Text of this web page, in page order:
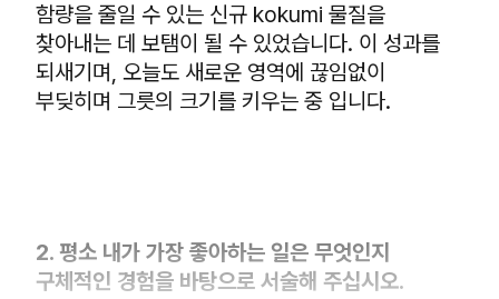
함량을 줄일 수 있는 신규 kokumi 물질을
찾아내는 데 보탬이 될 수 있었습니다. 이 성과를
되새기며, 오늘도 새로운 영역에 끊임없이
부딪히며 그릇의 크기를 키우는 중 입니다.
2. 평소 내가 가장 좋아하는 일은 무엇인지
구체적인 경험을 바탕으로 서술해 주십시오.